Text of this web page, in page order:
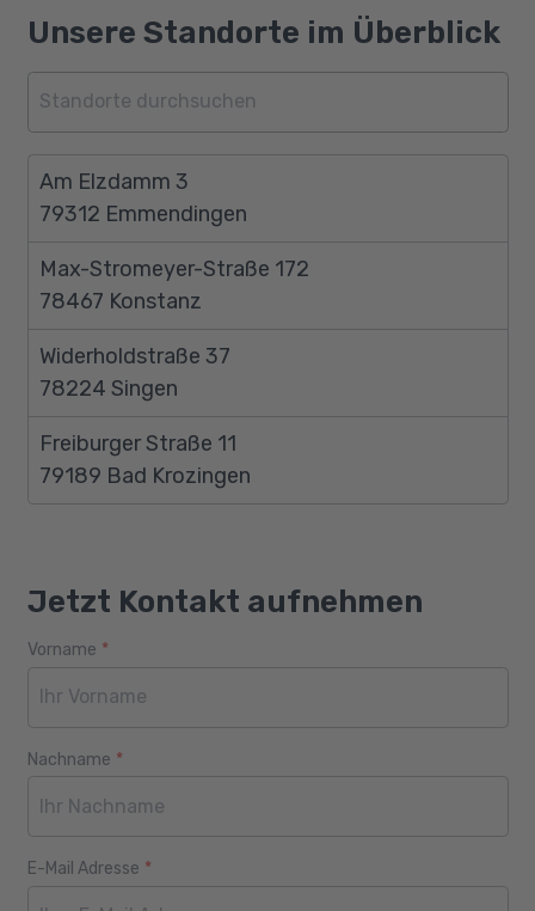
Unsere Standorte im Überblick
Am Elzdamm 3
79312 Emmendingen
Max-Stromeyer-Straße 172
78467 Konstanz
Widerholdstraße 37
78224 Singen
Freiburger Straße 11
79189 Bad Krozingen
Jetzt Kontakt aufnehmen
Webseite
Alter
Vorname *
Nachname *
E-Mail Adresse *